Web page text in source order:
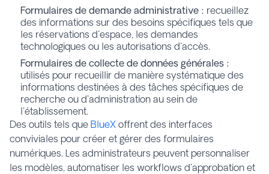
Formulaires de demande administrative : recueillez
des informations sur des besoins spécifiques tels que
les réservations d'espace, les demandes
technologiques ou les autorisations d'accès.
Formulaires de collecte de données générales :
utilisés pour recueillir de manière systématique des
informations destinées à des tâches spécifiques de
recherche ou d'administration au sein de
l'établissement.
Des outils tels que BlueX offrent des interfaces
conviviales pour créer et gérer des formulaires
numériques. Les administrateurs peuvent personnaliser
les modèles, automatiser les workflows d'approbation et